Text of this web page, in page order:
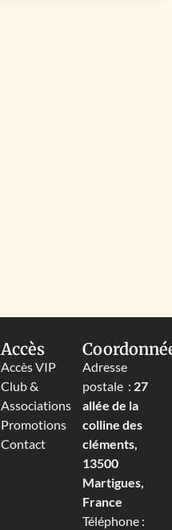
Accès
Accès VIP
Club &
Associations
Promotions
Contact
Adresse
postale : 27
allée de la
colline des
cléments,
13500
Martigues,
France
Téléphone :